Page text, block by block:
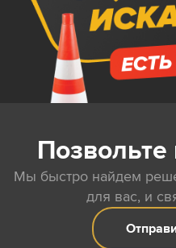
Мы быстро найдем
для вас, и